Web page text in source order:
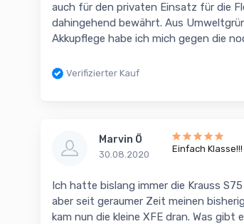
auch für den privaten Einsatz für die
dahingehend bewährt. Aus
Akkupflege habe ich mich gegen die
Verifizierter Kauf
Marvin Ö
30.08.2020
Einfach Klasse!!!
Ich hatte bislang immer die Krauss
aber seit geraumer Zeit meinen
kam nun die kleine XFE dran. Was